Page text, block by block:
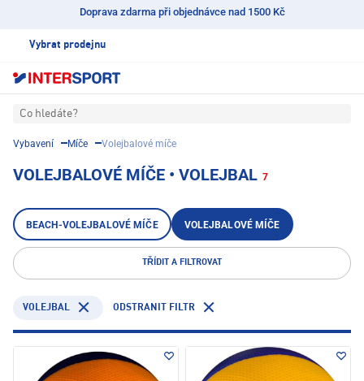
Doprava zdarma při objednávce nad 1500 Kč
Vybrat prodejnu
Co hledáte?
Vybavení Míče Volejbalové míče
VOLEJBALOVÉ MÍČE • VOLEJBAL 7
BEACH-VOLEJBALOVÉ MÍČE VOLEJBALOVÉ MÍČE
TŘÍDIT A FILTROVAT
VOLEJBAL ODSTRANIT FILTR